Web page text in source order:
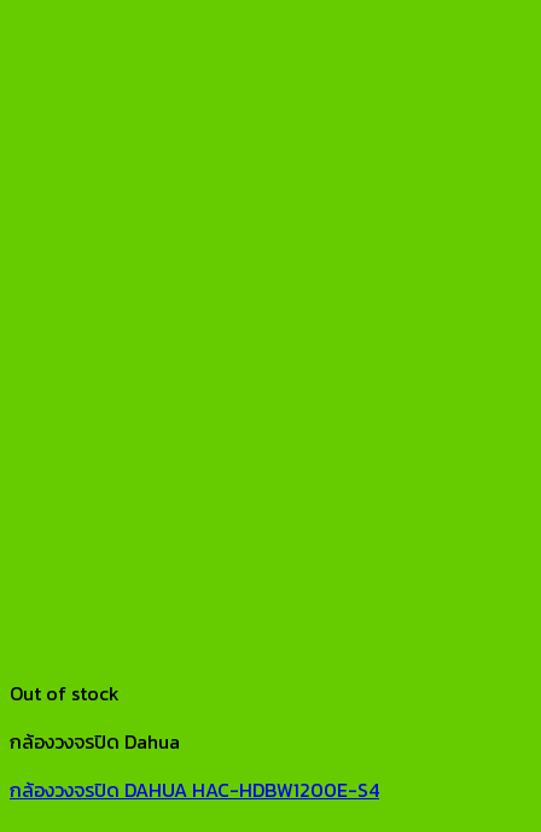
Out of stock
กล้องวงจรปิด Dahua
กล้องวงจรปิด DAHUA HAC-HDBW1200E-S4